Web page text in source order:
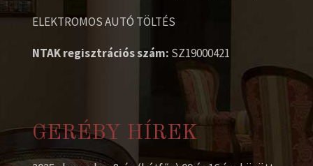
ELEKTROMOS AUTÓ TÖLTÉS
NTAK regisztrációs szám: SZ19000421
GERÉBY HÍREK